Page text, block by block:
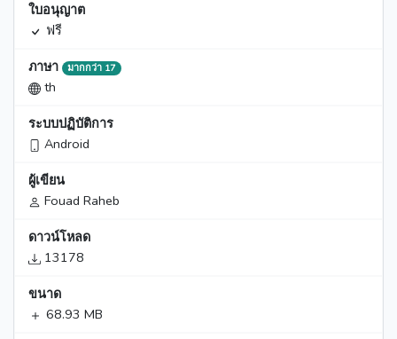
ใบอนุญาต
ฟรี
ภาษา มากกว่า 17
th
ระบบปฏิบัติการ
Android
ผู้เขียน
Fouad Raheb
ดาวน์โหลด
13178
ขนาด
68.93 MB